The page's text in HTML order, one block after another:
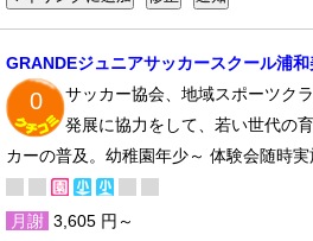
GRANDEジュニアサッカースクール浦
0
サッカー協会、地域スポーツク
発展に協力をして、若い世代の
カーの普及。幼稚園年少～ 体験会随時実
月謝 3,605 円～